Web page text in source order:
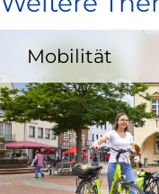
Mobilität